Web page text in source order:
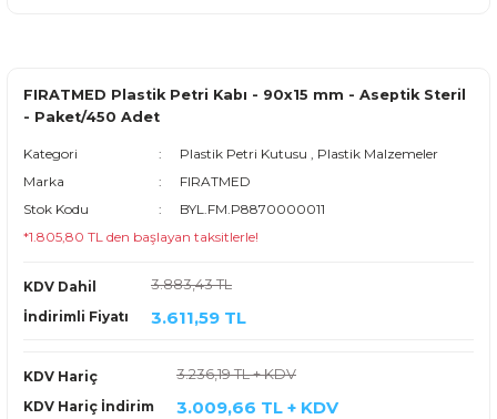
FIRATMED Plastik Petri Kabı - 90x15 mm - Aseptik Steril
- Paket/450 Adet
Kategori Plastik Petri Kutusu , Plastik Malzemeler
Marka
FIRATMED
Stok Kodu
BYL.FM.P8870000011
*1.805,80 TL den başlayan taksitlerle!
KDV Dahil
İndirimli Fiyatı
3.883,43 TL
3.611,59 TL
KDV Hariç
KDV Hariç İndirim
3.236,19 TL + KDV
3.009,66 TL + KDV